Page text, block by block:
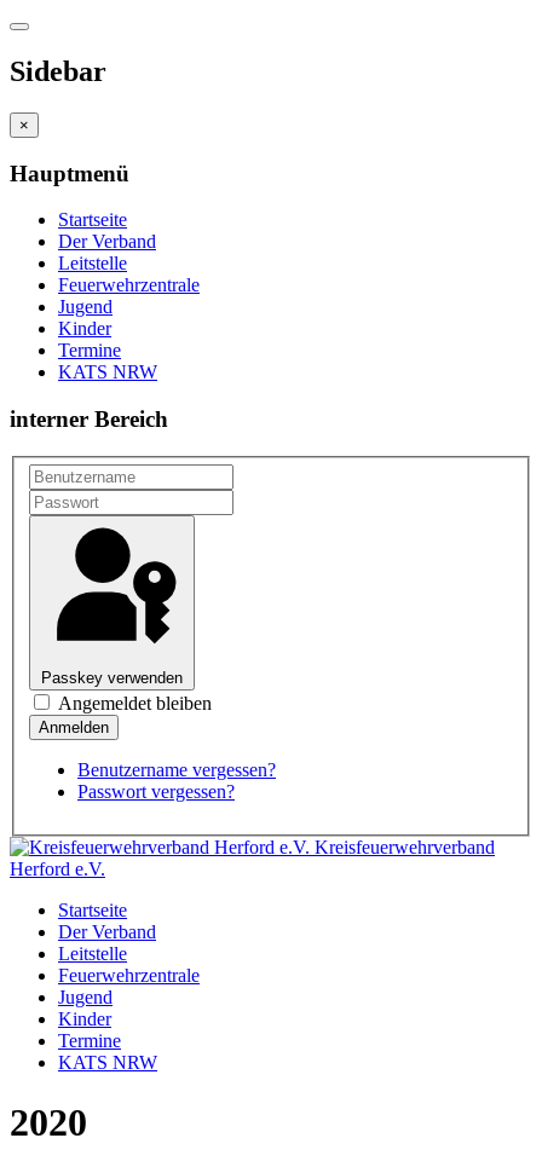
Sidebar
×
Hauptmenü
Startseite
Der Verband
Leitstelle
Feuerwehrzentrale
Jugend
Kinder
Termine
KATS NRW
interner Bereich
Passkey verwenden
Angemeldet bleiben
Benutzername vergessen?
Passwort vergessen?
Kreisfeuerwehrverband
Herford e.V.
Startseite
Der Verband
Leitstelle
Feuerwehrzentrale
Jugend
Kinder
Termine
KATS NRW
2020